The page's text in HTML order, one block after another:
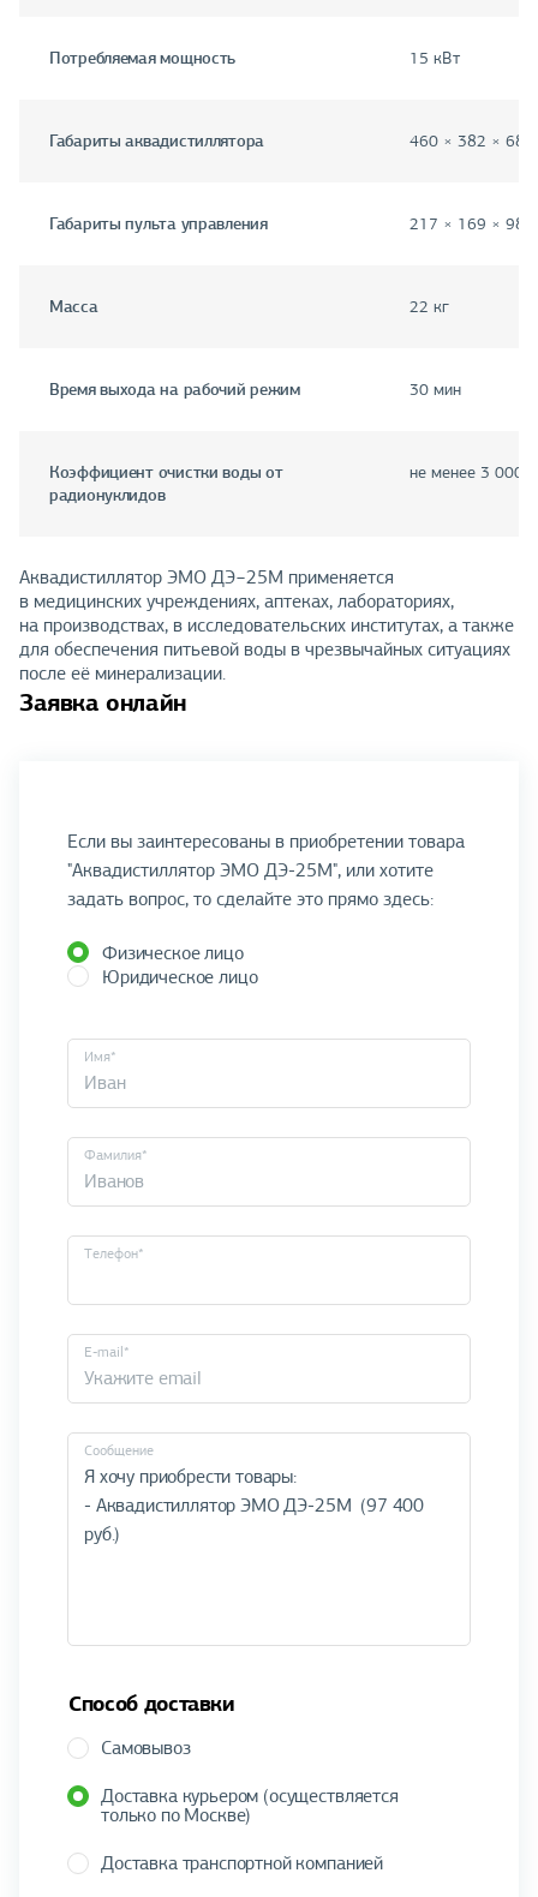
Потребляемая мощность 15 кВт
Габариты аквадистиллятора 460 × 382 ×
Габариты пульта управления 217 × 169 × 98
Масса 22 кг
Время выхода на рабочий режим 30 мин
Коэффициент очистки воды от
радионуклидов
не менее 3 000
Аквадистиллятор ЭМО ДЭ−25М применяется
в медицинских учреждениях, аптеках, лабораториях,
на производствах, в исследовательских институтах, а также
для обеспечения питьевой воды в чрезвычайных ситуациях
после её минерализации.
Заявка онлайн
Если вы заинтересованы в приобретении товара
"Аквадистиллятор ЭМО ДЭ-25М", или хотите
задать вопрос, то сделайте это прямо здесь:
Физическое лицо
Юридическое лицо
Имя*
Фамилия*
Телефон*
E-mail*
Cообщение
Способ доставки
Самовывоз
Доставка курьером (осуществляется
только по Москве)
Доставка транспортной компанией